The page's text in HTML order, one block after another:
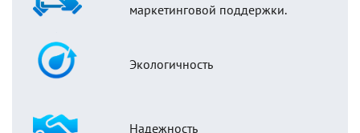
маркетинговой поддержки.
Экологичность
Надежность